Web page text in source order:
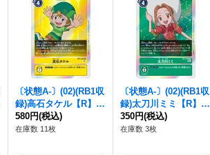
〔状態A-〕(02)(RB1収
録)高石タケル【R】{B
T1-087}《黄》
580円(税込)
在庫数 11枚
〔状態A-〕(02)(RB1収
録)太刀川ミミ【R】{B
T1-089}《緑》
350円(税込)
在庫数 3枚